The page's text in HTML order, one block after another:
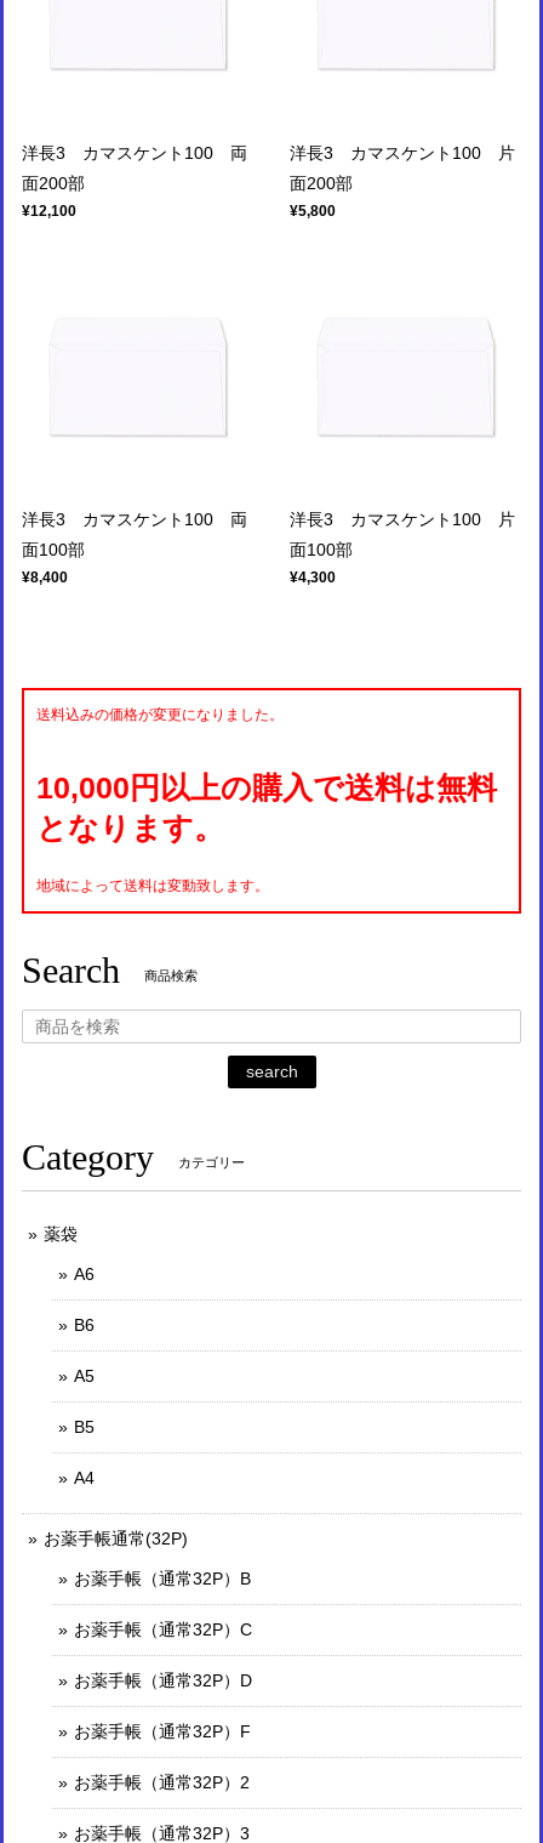
洋長3 カマスケント100 両
面200部
¥12,100
洋長3 カマスケント100 片
面200部
¥5,800
洋長3 カマスケント100 両
面100部
¥8,400
洋長3 カマスケント100 片
面100部
¥4,300
送料込みの価格が変更になりました。
10,000円以上の購入で送料は無料
となります。
地域によって送料は変動致します。
Search 商品検索
search
Category カテゴリー
薬袋
A6
B6
A5
B5
A4
お薬手帳通常(32P)
お薬手帳（通常32P）B
お薬手帳（通常32P）C
お薬手帳（通常32P）D
お薬手帳（通常32P）F
お薬手帳（通常32P）2
お薬手帳（通常32P）3